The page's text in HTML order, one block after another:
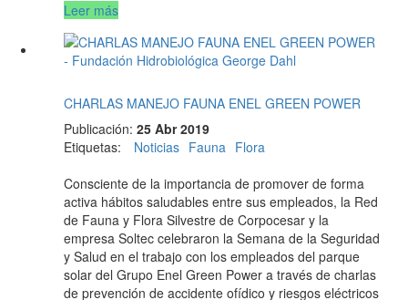
Leer más
CHARLAS MANEJO FAUNA ENEL GREEN POWER
Publicación: 25 Abr 2019
Etiquetas: Noticias Fauna Flora
Consciente de la importancia de promover de forma
activa hábitos saludables entre sus empleados, la Red
de Fauna y Flora Silvestre de Corpocesar y la
empresa Soltec celebraron la Semana de la Seguridad
y Salud en el trabajo con los empleados del parque
solar del Grupo Enel Green Power a través de charlas
de prevención de accidente ofídico y riesgos eléctricos